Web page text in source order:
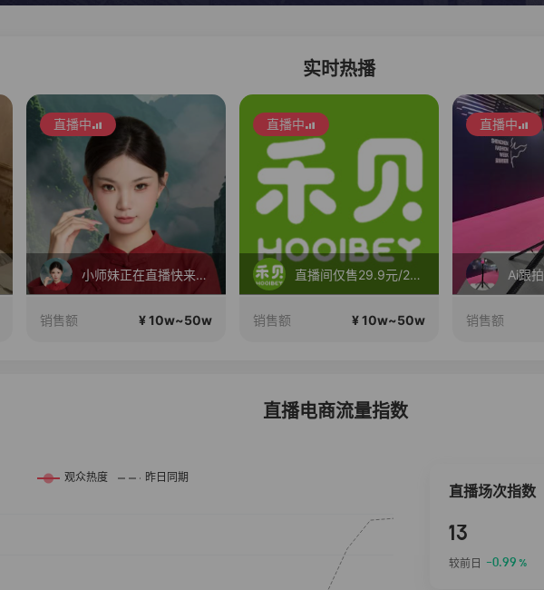
实时热播
直播中
小师妹正在直播快来看看吧~
销售额 ¥ 10w~50w
直播中
直播间仅售29.9元/2支，禾贝儿童防蛀牙膏【买一发二】！
销售额 ¥ 10w~50w
直播中
销售额
直播电商流量指数
直播场次指数
13
较前日 -0.99 %